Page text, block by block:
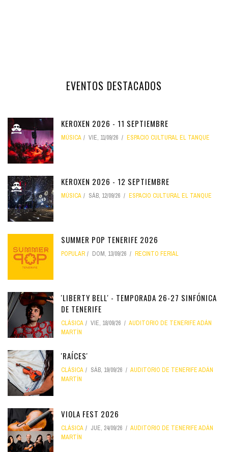
EVENTOS DESTACADOS
KEROXEN 2026 - 11 SEPTIEMBRE
MÚSICA VIE, 11/09/26 ESPACIO CULTURAL EL TANQUE
KEROXEN 2026 - 12 SEPTIEMBRE
MÚSICA SÁB, 12/09/26 ESPACIO CULTURAL EL TANQUE
SUMMER POP TENERIFE 2026
POPULAR DOM, 13/09/26 RECINTO FERIAL
'LIBERTY BELL' - TEMPORADA 26-27 SINFÓNICA
DE TENERIFE
CLÁSICA VIE, 18/09/26
AUDITORIO DE TENERIFE ADÁN
MARTÍN
'RAÍCES'
CLÁSICA SÁB, 19/09/26
AUDITORIO DE TENERIFE ADÁN
MARTÍN
VIOLA FEST 2026
CLÁSICA JUE, 24/09/26
AUDITORIO DE TENERIFE ADÁN
MARTÍN